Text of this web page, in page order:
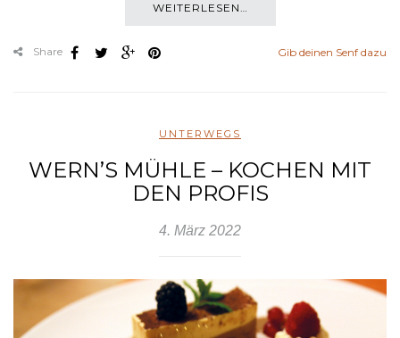
WEITERLESEN…
Gib deinen Senf dazu
Share
UNTERWEGS
WERN’S MÜHLE – KOCHEN MIT
DEN PROFIS
4. März 2022